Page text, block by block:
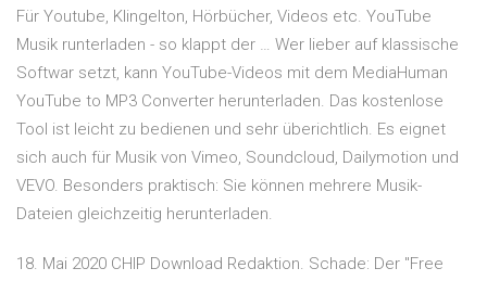
Für Youtube, Klingelton, Hörbücher, Videos etc. YouTube
Musik runterladen - so klappt der … Wer lieber auf klassische
Softwar setzt, kann YouTube-Videos mit dem MediaHuman
YouTube to MP3 Converter herunterladen. Das kostenlose
Tool ist leicht zu bedienen und sehr überichtlich. Es eignet
sich auch für Musik von Vimeo, Soundcloud, Dailymotion und
VEVO. Besonders praktisch: Sie können mehrere Musik-
Dateien gleichzeitig herunterladen.
18. Mai 2020 CHIP Download Redaktion. Schade: Der "Free